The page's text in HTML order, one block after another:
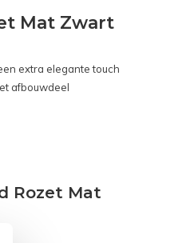
Mat Zwart
extra elegante touch
afbouwdeel
Rozet Mat